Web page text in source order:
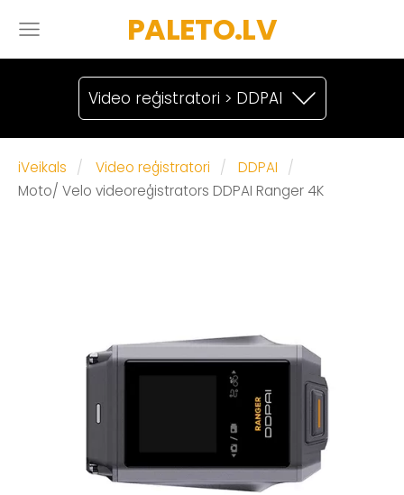
PALETO.LV
Video reģistratori > DDPAI
iVeikals Video reģistratori
DDPAI
Moto/ Velo videoreģistrators DDPAI Ranger 4K